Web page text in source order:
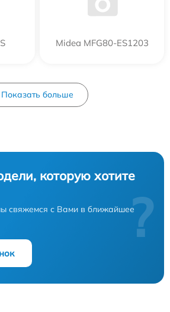
Midea MFG80-ES1203
Показать больше
которую хотите
свяжемся с Вами в ближайшее?